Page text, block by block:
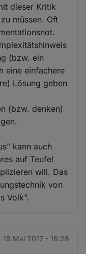
dieser Kritik
müssen. Oft
(bzw. ein
eine einfachere
Lösung geben
(bzw. denken)
kann auch
auf Teufel
will. Das
von
Volk".
18 Mai 2017 - 16:28